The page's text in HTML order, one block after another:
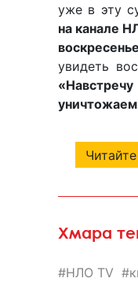
уже в эту
на канале
воскресенье
увидеть
Хмара
НЛО TV